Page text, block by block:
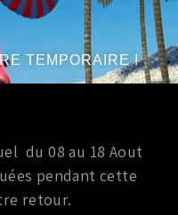
TEMPORAIRE !
du 08 au 18 Aout
pendant cette
retour.